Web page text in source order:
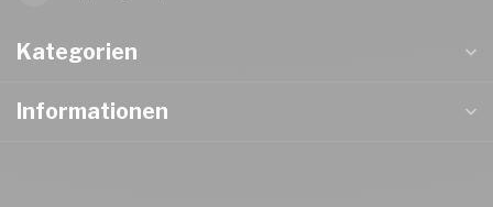
Kategorien
Informationen